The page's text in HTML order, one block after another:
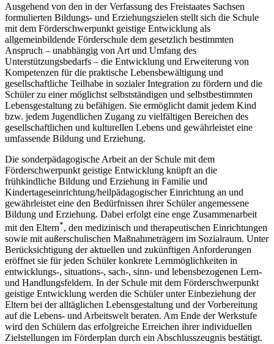
Ausgehend von den in der Verfassung des Freistaates Sachsen
formulierten Bildungs- und Erziehungszielen stellt sich die Schule
mit dem Förderschwerpunkt geistige Entwicklung als
allgemeinbildende Förderschule dem gesetzlich bestimmten
Anspruch – unabhängig von Art und Umfang des
Unterstützungsbedarfs – die Entwicklung und Erweiterung von
Kompetenzen für die praktische Lebensbewältigung und
gesellschaftliche Teilhabe in sozialer Integration zu fördern und die
Schüler zu einer möglichst selbstständigen und selbstbestimmten
Lebensgestaltung zu befähigen. Sie ermöglicht damit jedem Kind
bzw. jedem Jugendlichen Zugang zu vielfältigen Bereichen des
gesellschaftlichen und kulturellen Lebens und gewährleistet eine
umfassende Bildung und Erziehung.
Die sonderpädagogische Arbeit an der Schule mit dem
Förderschwerpunkt geistige Entwicklung knüpft an die
frühkindliche Bildung und Erziehung in Familie und
Kindertageseinrichtung/heilpädagogischer Einrichtung an und
gewährleistet eine den Bedürfnissen ihrer Schüler angemessene
Bildung und Erziehung. Dabei erfolgt eine enge Zusammenarbeit
mit den Eltern*, den medizinisch und therapeutischen Einrichtungen
sowie mit außerschulischen Maßnahmeträgern im Sozialraum. Unter
Berücksichtigung der aktuellen und zukünftigen Anforderungen
eröffnet sie für jeden Schüler konkrete Lernmöglichkeiten in
entwicklungs-, situations-, sach-, sinn- und lebensbezogenen Lern-
und Handlungsfeldern. In der Schule mit dem Förderschwerpunkt
geistige Entwicklung werden die Schüler unter Einbeziehung der
Eltern bei der alltäglichen Lebensgestaltung und der Vorbereitung
auf die Lebens- und Arbeitswelt beraten. Am Ende der Werkstufe
wird den Schülern das erfolgreiche Erreichen ihrer individuellen
Zielstellungen im Förderplan durch ein Abschlusszeugnis bestätigt.